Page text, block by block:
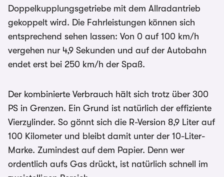
Doppelkupplungsgetriebe mit dem Allradantrieb
gekoppelt wird. Die Fahrleistungen können sich
entsprechend sehen lassen: Von 0 auf 100 km/h
vergehen nur 4,9 Sekunden und auf der Autobahn
endet erst bei 250 km/h der Spaß.
Der kombinierte Verbrauch hält sich trotz über 300
PS in Grenzen. Ein Grund ist natürlich der effiziente
Vierzylinder. So gönnt sich die R-Version 8,9 Liter auf
100 Kilometer und bleibt damit unter der 10-Liter-
Marke. Zumindest auf dem Papier. Denn wer
ordentlich aufs Gas drückt, ist natürlich schnell im